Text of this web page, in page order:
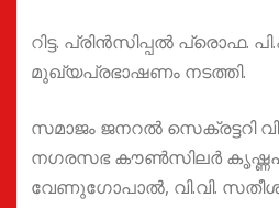
റിട്ട. പ്രിൻസിപ്പൽ പ്രൊഫ.
മുഖ്യപ്രഭാഷണം നടത്തി.
സമാജം ജനറൽ സെക്രട്ടറി
നഗരസഭ കൗൺസിലർ
വേണുഗോപാൽ, വി.വി.